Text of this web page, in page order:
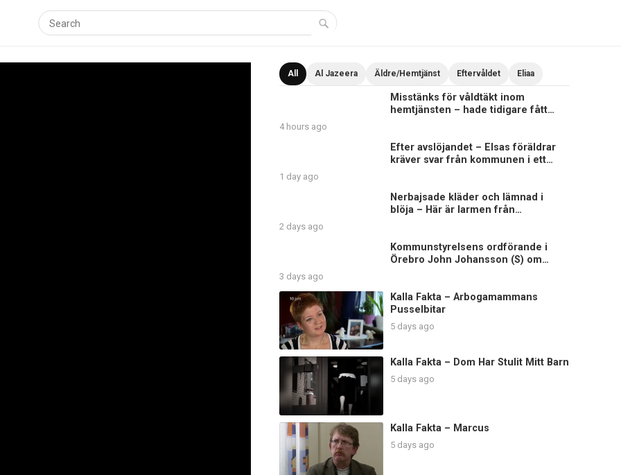
All Al Jazeera Äldre/Hemtjänst Eftervåldet Eliaa
Misstänks för våldtäkt inom
hemtjänsten – hade tidigare fått
4 hours ago
Efter avslöjandet – Elsas föräldrar
kräver svar från kommunen i ett
1 day ago
Nerbajsade kläder och lämnad i
blöja – Här är larmen från
2 days ago
Kommunstyrelsens ordförande i
Örebro John Johansson (S) om
3 days ago
Kalla Fakta – Arbogamammans
Pusselbitar
5 days ago
Kalla Fakta – Dom Har Stulit Mitt Barn
5 days ago
Kalla Fakta – Marcus
5 days ago